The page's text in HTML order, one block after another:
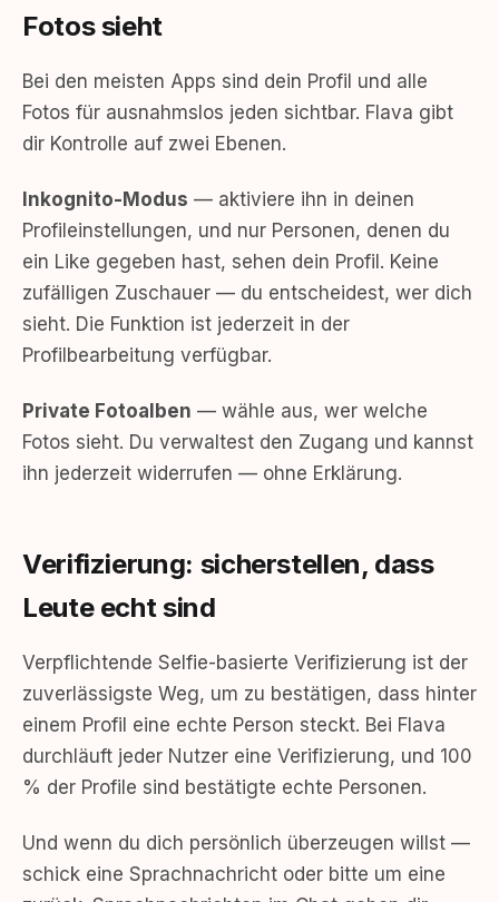
Fotos sieht
Bei den meisten Apps sind dein Profil und alle
Fotos für ausnahmslos jeden sichtbar. Flava gibt
dir Kontrolle auf zwei Ebenen.
Inkognito-Modus — aktiviere ihn in deinen
Profileinstellungen, und nur Personen, denen du
ein Like gegeben hast, sehen dein Profil. Keine
zufälligen Zuschauer — du entscheidest, wer dich
sieht. Die Funktion ist jederzeit in der
Profilbearbeitung verfügbar.
Private Fotoalben — wähle aus, wer welche
Fotos sieht. Du verwaltest den Zugang und kannst
ihn jederzeit widerrufen — ohne Erklärung.
Verifizierung: sicherstellen, dass
Leute echt sind
Verpflichtende Selfie-basierte Verifizierung ist der
zuverlässigste Weg, um zu bestätigen, dass hinter
einem Profil eine echte Person steckt. Bei Flava
durchläuft jeder Nutzer eine Verifizierung, und 100
% der Profile sind bestätigte echte Personen.
Und wenn du dich persönlich überzeugen willst —
schick eine Sprachnachricht oder bitte um eine